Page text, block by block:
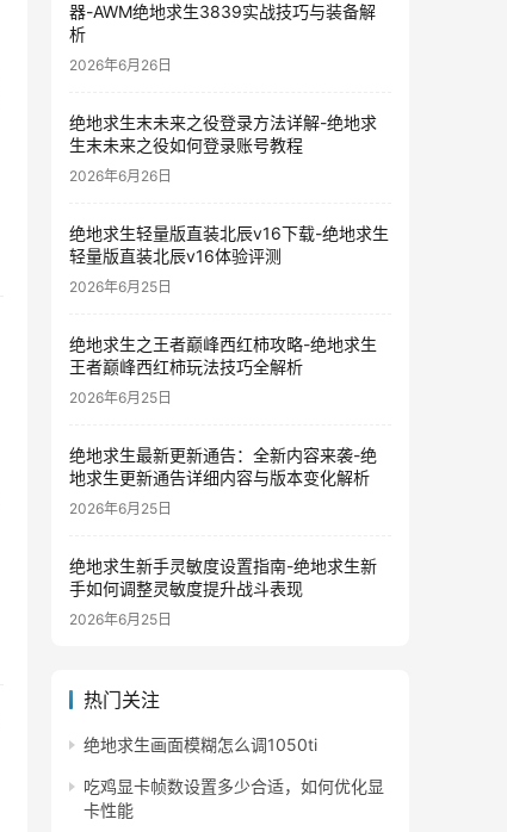
器-AWM绝地求生3839实战技巧与装备解
析
2026年6月26日
绝地求生末未来之役登录方法详解-绝地求
生末未来之役如何登录账号教程
2026年6月26日
绝地求生轻量版直装北辰v16下载-绝地求生
轻量版直装北辰v16体验评测
2026年6月25日
绝地求生之王者巅峰西红柿攻略-绝地求生
王者巅峰西红柿玩法技巧全解析
2026年6月25日
绝地求生最新更新通告：全新内容来袭-绝
地求生更新通告详细内容与版本变化解析
2026年6月25日
绝地求生新手灵敏度设置指南-绝地求生新
手如何调整灵敏度提升战斗表现
2026年6月25日
热门关注
绝地求生画面模糊怎么调1050ti
吃鸡显卡帧数设置多少合适，如何优化显
卡性能